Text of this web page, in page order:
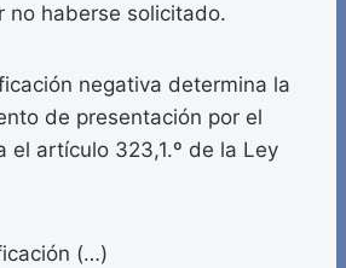
no haberse solicitado.
negativa determina la
de presentación por el
el artículo 323,1.º de la Ley
(…)